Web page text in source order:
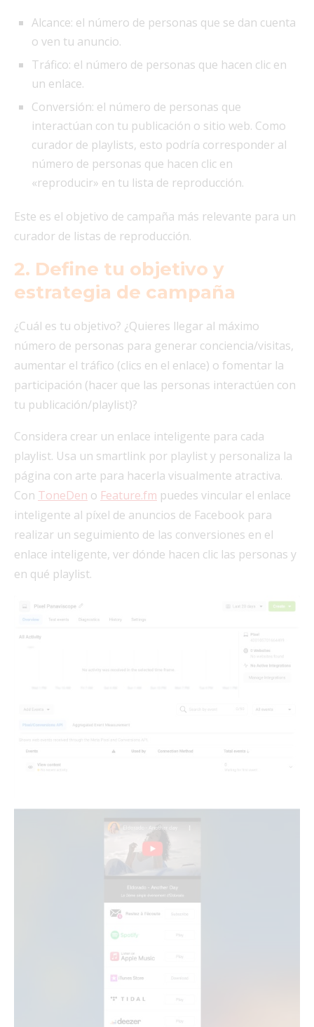
Alcance: el número de personas que se dan cuenta
o ven tu anuncio.
Tráfico: el número de personas que hacen clic en
un enlace.
Conversión: el número de personas que
interactúan con tu publicación o sitio web. Como
curador de playlists, esto podría corresponder al
número de personas que hacen clic en
«reproducir» en tu lista de reproducción.
Este es el objetivo de campaña más relevante para un
curador de listas de reproducción.
2. Define tu objetivo y
estrategia de campaña
¿Cuál es tu objetivo? ¿Quieres llegar al máximo
número de personas para generar conciencia/visitas,
aumentar el tráfico (clics en el enlace) o fomentar la
participación (hacer que las personas interactúen con
tu publicación/playlist)?
Considera crear un enlace inteligente para cada
playlist. Usa un smartlink por playlist y personaliza la
página con arte para hacerla visualmente atractiva.
Con ToneDen o Feature.fm puedes vincular el enlace
inteligente al píxel de anuncios de Facebook para
realizar un seguimiento de las conversiones en el
enlace inteligente, ver dónde hacen clic las personas y
en qué playlist.